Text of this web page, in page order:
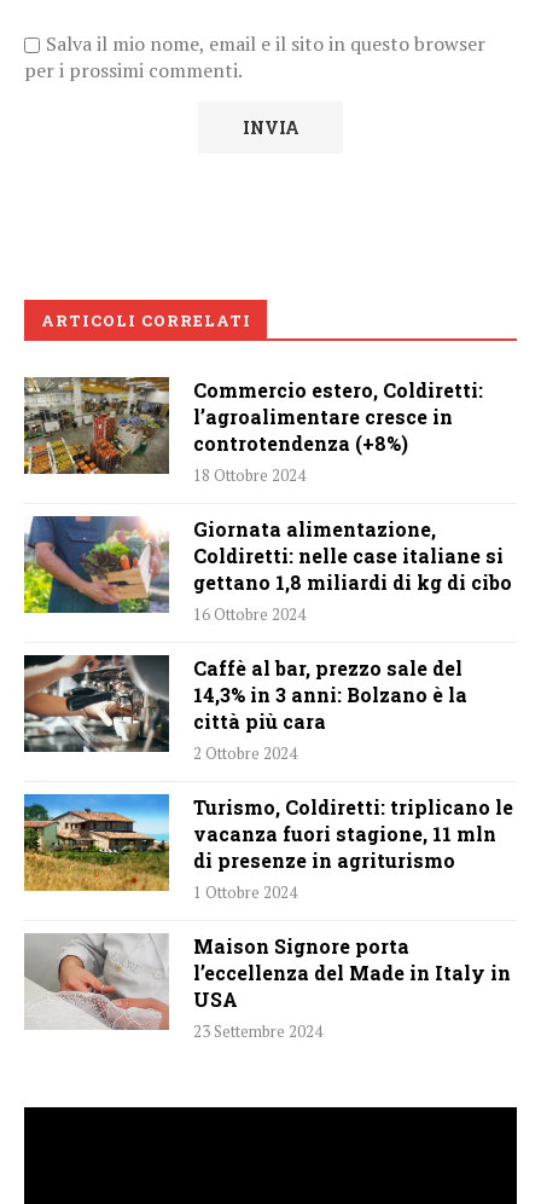
Salva il mio nome, email e il sito in questo browser
per i prossimi commenti.
ARTICOLI CORRELATI
Commercio estero, Coldiretti:
l’agroalimentare cresce in
controtendenza (+8%)
18 Ottobre 2024
Giornata alimentazione,
Coldiretti: nelle case italiane si
gettano 1,8 miliardi di kg di cibo
16 Ottobre 2024
Caffè al bar, prezzo sale del
14,3% in 3 anni: Bolzano è la
città più cara
2 Ottobre 2024
Turismo, Coldiretti: triplicano le
vacanza fuori stagione, 11 mln
di presenze in agriturismo
1 Ottobre 2024
Maison Signore porta
l’eccellenza del Made in Italy in
USA
23 Settembre 2024